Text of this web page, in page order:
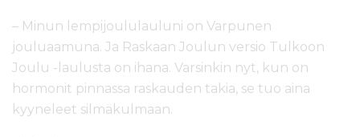
– Minun lempijoululauluni on Varpunen
jouluaamuna. Ja Raskaan Joulun versio Tulkoon
Joulu -laulusta on ihana. Varsinkin nyt, kun on
hormonit pinnassa raskauden takia, se tuo aina
kyyneleet silmäkulmaan.